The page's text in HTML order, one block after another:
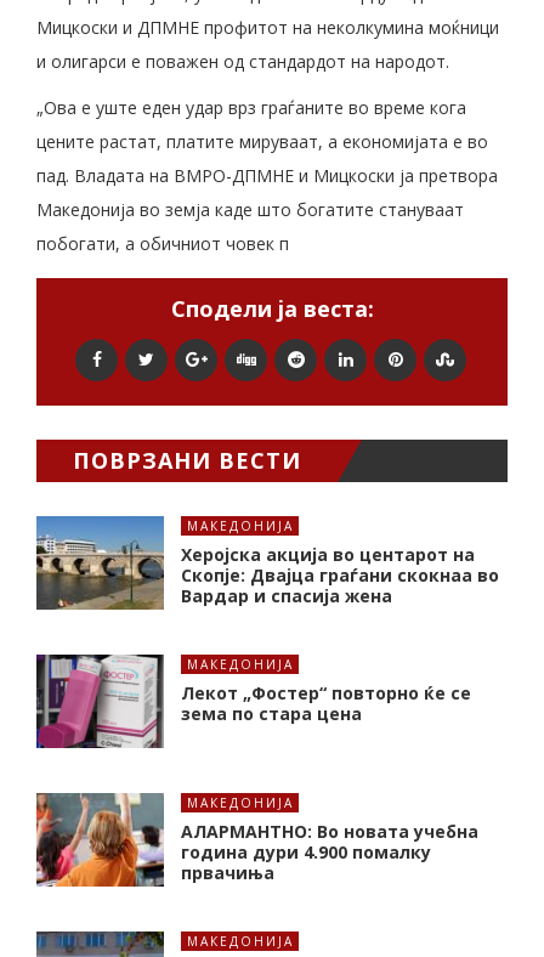
Мицкоски и ДПМНЕ профитот на неколкумина моќници
и олигарси е поважен од стандардот на народот.
„Ова е уште еден удар врз граѓаните во време кога
цените растат, платите мируваат, а економијата е во
пад. Владата на ВМРО-ДПМНЕ и Мицкоски ја претвора
Македонија во земја каде што богатите стануваат
побогати, а обичниот човек п
Сподели ја веста:
ПОВРЗАНИ ВЕСТИ
МАКЕДОНИЈА
Херојска акција во центарот на
Скопје: Двајца граѓани скокнаа во
Вардар и спасија жена
МАКЕДОНИЈА
Лекот „Фостер“ повторно ќе се
зема по стара цена
МАКЕДОНИЈА
АЛАРМАНТНО: Во новата учебна
година дури 4.900 помалку
првачиња
МАКЕДОНИЈА